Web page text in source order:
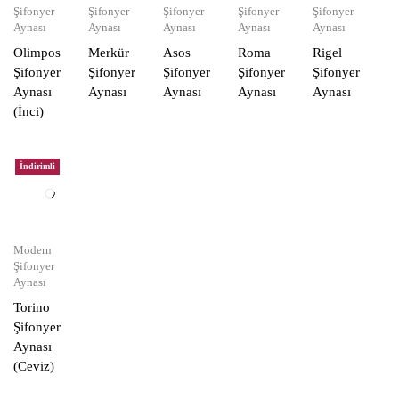
Şifonyer
Aynası
Olimpos
Şifonyer
Aynası
(İnci)
Şifonyer
Aynası
Merkür
Şifonyer
Aynası
Şifonyer
Aynası
Asos
Şifonyer
Aynası
Şifonyer
Aynası
Roma
Şifonyer
Aynası
Şifonyer
Aynası
Rigel
Şifonyer
Aynası
İndirimli
Modern
Şifonyer
Aynası
Torino
Şifonyer
Aynası
(Ceviz)